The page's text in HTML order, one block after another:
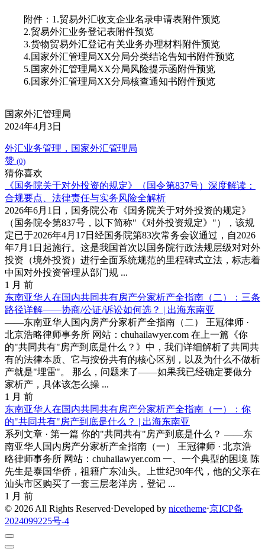
附件：1.贸易外汇收支企业名录申请表附件预览
2.贸易外汇业务登记表附件预览
3.货物贸易外汇登记有关业务办理材料附件预览
4.国家外汇管理局XX分局分类结论告知书附件预览
5.国家外汇管理局XX分局风险提示函附件预览
6.国家外汇管理局XX分局核查通知书附件预览
国家外汇管理局
2024年4月3日
外汇业务管理，国家外汇管理局
赞 (0)
猜你喜欢
《国务院关于对外投资的规定》（国令第837号）深度解读：
合规要点、法律责任与实务风险全解析
2026年6月1日，国务院公布《国务院关于对外投资的规定》
（国务院令第837号，以下简称"《对外投资规定》"），该规
定已于2026年4月17日经国务院第83次常务会议通过，自2026
年7月1日起施行。这是我国首次以国务院行政法规层级对对外
投资（境外投资）进行全面系统规范的里程碑式立法，标志着
中国对外投资管理从部门规 ...
1 月 前
东南亚华人在国内共同共有房产分家析产全指南（二）：三条
路径详解——协商/公证/诉讼如何选？ | 出海东南亚
——东南亚华人国内房产分家析产全指南（二） 王冠律师 ·
北京浩略律师事务所 网站：chuhailawyer.com 在上一篇《你
的"共同共有"房产到底是什么？》中，我们详细解析了共同共
有的法律本质、它与按份共有的核心区别，以及为什么不做析
产就是"埋雷"。 那么，问题来了——如果我已经确定要做分
家析产，具体该怎么操 ...
1 月 前
东南亚华人在国内共同共有房产分家析产全指南（一）：你
的"共同共有"房产到底是什么？ | 出海东南亚
系列文章 · 第一篇 你的"共同共有"房产到底是什么？ ——东
南亚华人国内房产分家析产全指南（一） 王冠律师 · 北京浩
略律师事务所 网站：chuhailawyer.com 一、一个典型的困境 陈
先生是泰国华侨，祖籍广东汕头。上世纪90年代，他的父亲在
汕头市区购买了一套三层老洋房，登记 ...
1 月 前
© 2026 All Rights Reserved⋅Developed by nicetheme⋅京ICP备
2024099225号-4